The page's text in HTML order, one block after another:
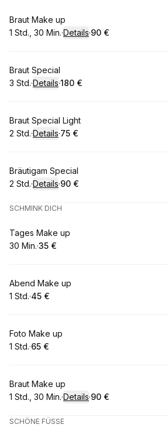
Buchen
Braut Make up
. Dauer:
1 Std., 30 Min.·Details·
.Preis
90 €
Buchen
Braut Special
. Dauer:
3 Std.·Details·
.Preis
180 €
Buchen
Braut Special Light
. Dauer:
2 Std.·Details·
. Preis
75 €
Buchen
Bräutigam Special
. Dauer:
2 Std.·Details·
.Preis
90 €
SCHMINK DICH
Buchen
Tages Make up
.Dauer:
30 Min.·
.Preis
35 €
Buchen
Abend Make up
. Dauer
1 Std.·
.Preis
45 €
Buchen
Foto Make up
. Dauer
1 Std.·
.Preis
65 €
Buchen
Braut Make up
. Dauer:
1 Std., 30 Min.·Details·
.Preis
90 €
SCHÖNE FÜSSE